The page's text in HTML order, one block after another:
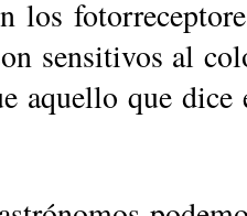
los
sensitivos al
aquello que